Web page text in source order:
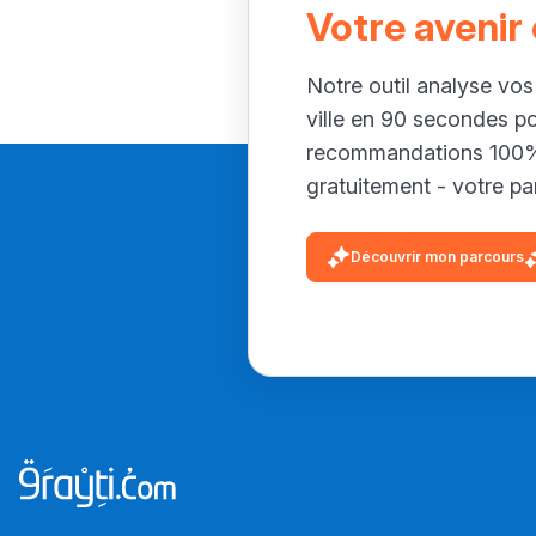
Votre avenir
Notre outil analyse
ville en 90 secondes
recommandations
gratuitement - votre
Découvrir mon parcours